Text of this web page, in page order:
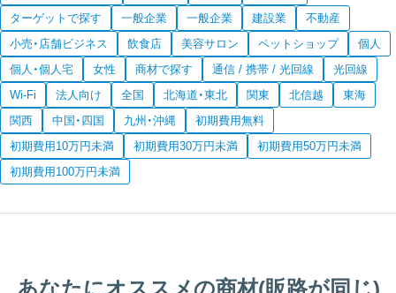
ターゲットで探す
一般企業 一般企業 建設業
不動産
小売・店舗ビジネス
飲食店 美容サロン ペットショップ
個人
個人・個人宅
女性 商材で探す 通信 / 携帯 / 光回線
光回線
Wi-Fi
法人向け 全国 北海道・東北 関東 北信越
東海
関西
中国・四国 九州・沖縄
初期費用無料
初期費用10万円未満
初期費用30万円未満
初期費用50万円未満
初期費用100万円未満
あなたにオススメの商材(販路が同じ)